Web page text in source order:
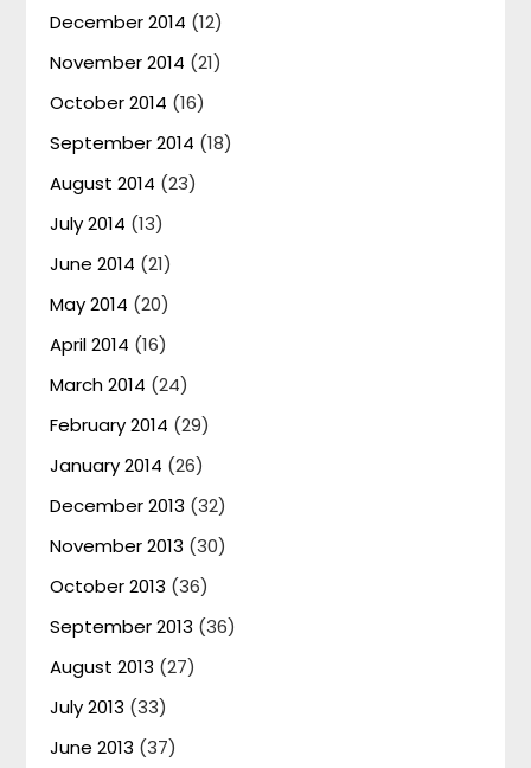
December 2014 (12)
November 2014 (21)
October 2014 (16)
September 2014 (18)
August 2014 (23)
July 2014 (13)
June 2014 (21)
May 2014 (20)
April 2014 (16)
March 2014 (24)
February 2014 (29)
January 2014 (26)
December 2013 (32)
November 2013 (30)
October 2013 (36)
September 2013 (36)
August 2013 (27)
July 2013 (33)
June 2013 (37)